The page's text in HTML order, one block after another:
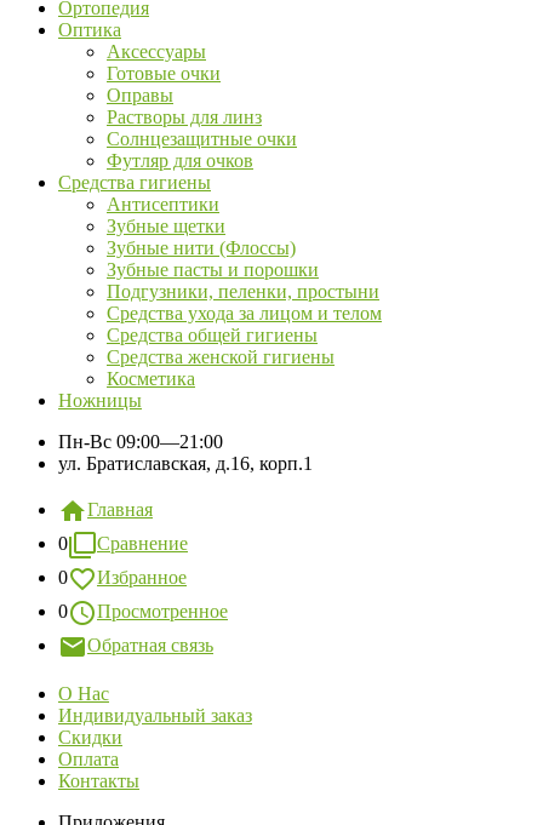
Ортопедия
Оптика
Аксессуары
Готовые очки
Оправы
Растворы для линз
Солнцезащитные очки
Футляр для очков
Средства гигиены
Антисептики
Зубные щетки
Зубные нити (Флоссы)
Зубные пасты и порошки
Подгузники, пеленки, простыни
Средства ухода за лицом и телом
Средства общей гигиены
Средства женской гигиены
Косметика
Ножницы
Пн-Вс 09:00—21:00
ул. Братиславская, д.16, корп.1
Главная
0
Сравнение
0
Избранное
0
Просмотренное
Обратная связь
О Нас
Индивидуальный заказ
Скидки
Оплата
Контакты